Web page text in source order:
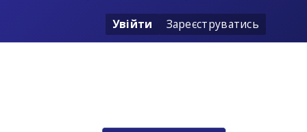
Увійти Зареєструватись